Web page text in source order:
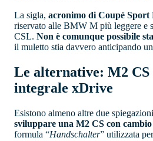
La sigla, acronimo di Coupé Sport
riservato alle BMW M più leggere e
CSL. Non è comunque possibile
il muletto stia davvero anticipando
Le alternative: M2 CS
integrale xDrive
Esistono almeno altre due
sviluppare una M2 CS con
formula “Handschalter” utilizzata